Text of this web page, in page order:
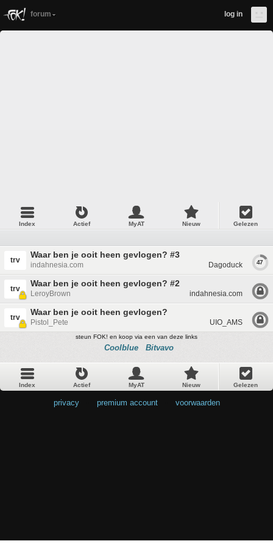
forum log in
Index Actief MyAT Nieuw Gelezen
trv
Waar ben je ooit heen gevlogen? #3
indahnesia.com Dagoduck 47
trv
Waar ben je ooit heen gevlogen? #2
LeroyBrown indahnesia.com
trv
Waar ben je ooit heen gevlogen?
Pistol_Pete UIO_AMS
steun FOK! en koop via een van deze links
Coolblue Bitvavo
Index Actief MyAT Nieuw Gelezen
privacy premium account voorwaarden